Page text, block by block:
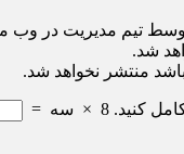
تیم مدیریت در وب
شد.
منتشر نخواهد شد.
کنید. 8
× سه =